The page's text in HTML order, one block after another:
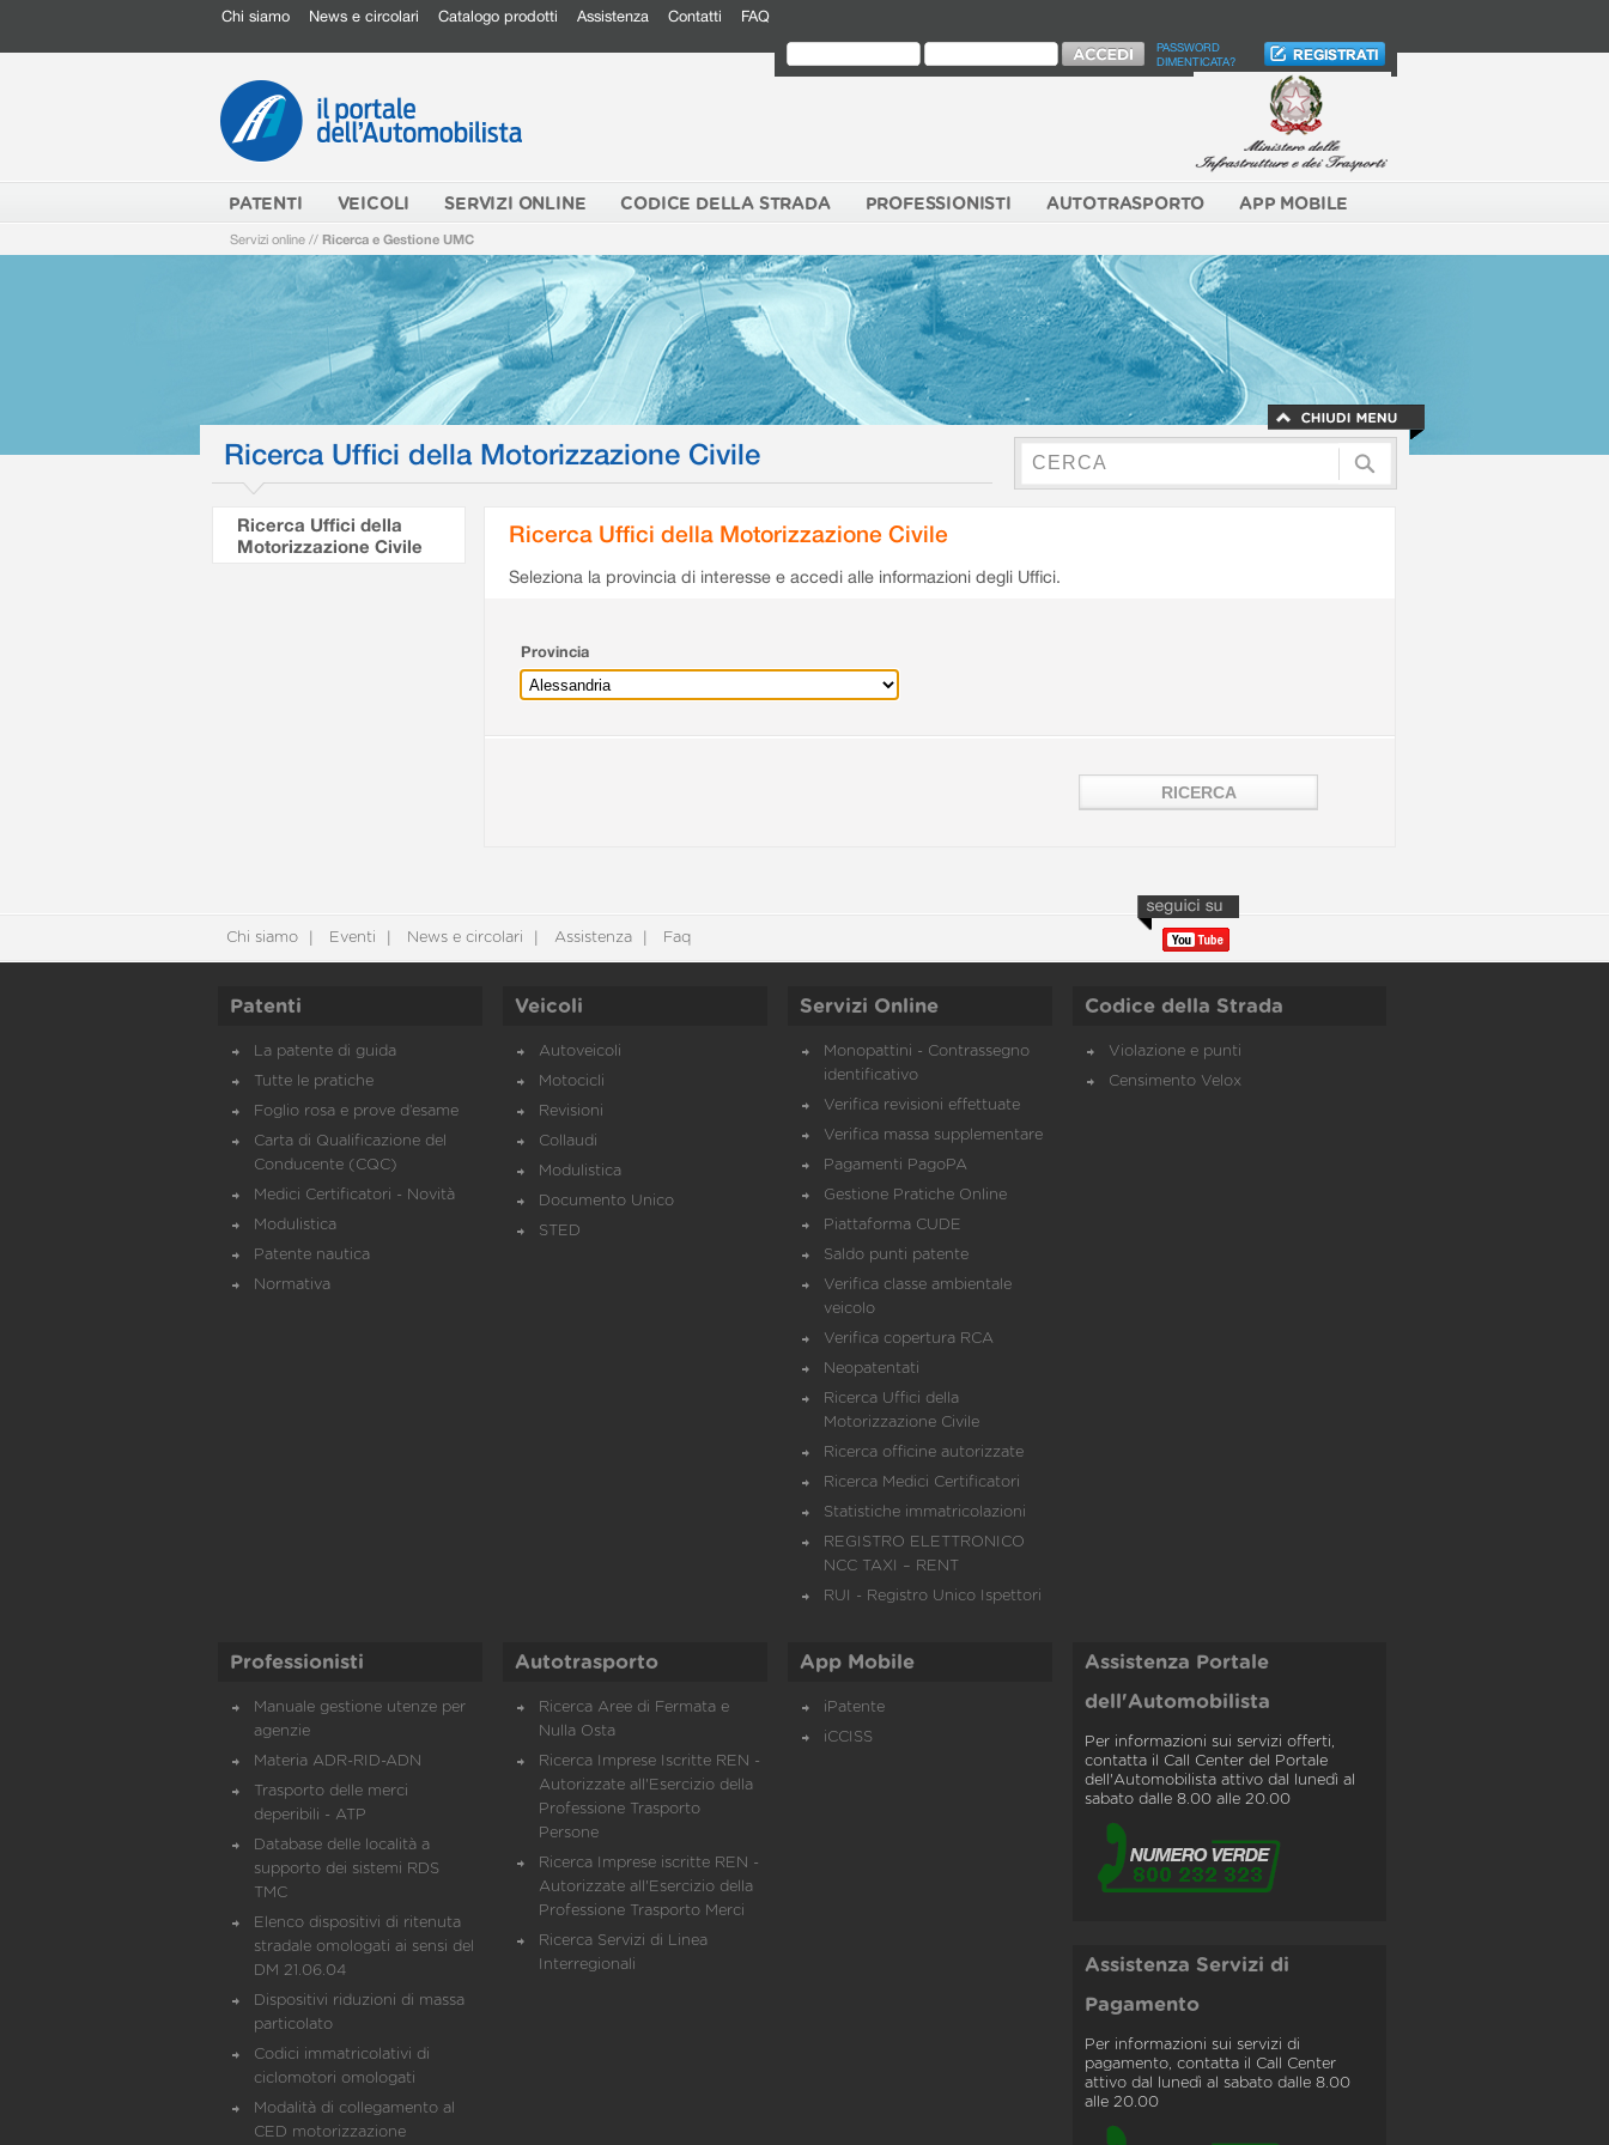
Chi siamo News e circolari Catalogo prodotti Assistenza Contatti FAQ
PASSWORD
DIMENTICATA?
PATENTI VEICOLI SERVIZI ONLINE CODICE DELLA STRADA PROFESSIONISTI AUTOTRASPORTO APP MOBILE
Servizi online // Ricerca e Gestione UMC
Ricerca Uffici della Motorizzazione Civile
Ricerca Uffici della
Motorizzazione Civile
Ricerca Uffici della Motorizzazione Civile
Seleziona la provincia di interesse e accedi alle informazioni degli Uffici.
Provincia
Chi siamo Eventi News e circolari Assistenza Faq
Patenti
La patente di guida
Tutte le pratiche
Foglio rosa e prove d’esame
Carta di Qualificazione del
Conducente (CQC)
Medici Certificatori - Novità
Modulistica
Patente nautica
Normativa
Veicoli
Autoveicoli
Motocicli
Revisioni
Collaudi
Modulistica
Documento Unico
STED
Servizi Online
Monopattini - Contrassegno
identificativo
Verifica revisioni effettuate
Verifica massa supplementare
Pagamenti PagoPA
Gestione Pratiche Online
Piattaforma CUDE
Saldo punti patente
Verifica classe ambientale
veicolo
Verifica copertura RCA
Neopatentati
Ricerca Uffici della
Motorizzazione Civile
Ricerca officine autorizzate
Ricerca Medici Certificatori
Statistiche immatricolazioni
REGISTRO ELETTRONICO
NCC TAXI – RENT
RUI - Registro Unico Ispettori
Codice della Strada
Violazione e punti
Censimento Velox
Professionisti
Manuale gestione utenze per
agenzie
Materia ADR-RID-ADN
Trasporto delle merci
deperibili - ATP
Database delle località a
supporto dei sistemi RDS
TMC
Elenco dispositivi di ritenuta
stradale omologati ai sensi del
DM 21.06.04
Dispositivi riduzioni di massa
particolato
Codici immatricolativi di
ciclomotori omologati
Modalità di collegamento al
CED motorizzazione
Autotrasporto
Ricerca Aree di Fermata e
Nulla Osta
Ricerca Imprese Iscritte REN -
Autorizzate all'Esercizio della
Professione Trasporto
Persone
Ricerca Imprese iscritte REN -
Autorizzate all'Esercizio della
Professione Trasporto Merci
Ricerca Servizi di Linea
Interregionali
App Mobile
iPatente
iCCISS
Assistenza Portale
dell'Automobilista
Per informazioni sui servizi offerti,
contatta il Call Center del Portale
dell'Automobilista attivo dal lunedì al
sabato dalle 8.00 alle 20.00
Assistenza Servizi di
Pagamento
Per informazioni sui servizi di
pagamento, contatta il Call Center
attivo dal lunedì al sabato dalle 8.00
alle 20.00